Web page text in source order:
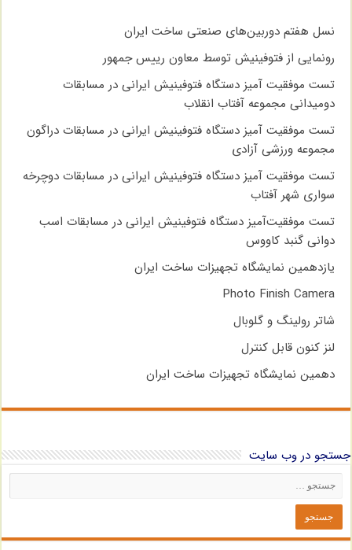
نسل هفتم دوربین‌های صنعتی ساخت ایران
رونمایی از فتوفینیش توسط معاون رییس جمهور
تست موفقیت آمیز دستگاه فتوفینیش ایرانی در مسابقات
دومیدانی مجموعه آفتاب انقلاب
تست موفقیت آمیز دستگاه فتوفینیش ایرانی در مسابقات دراگون
مجموعه ورزشی آزادی
تست موفقیت آمیز دستگاه فتوفینیش ایرانی در مسابقات دوچرخه
سواری شهر آفتاب
تست موفقیت‌آمیز دستگاه فتوفینیش ایرانی در مسابقات اسب
دوانی گنبد کاووس
یازدهمین نمایشگاه تجهیزات ساخت ایران
Photo Finish Camera
شاتر رولینگ و گلوبال
لنز کنون قابل کنترل
دهمین نمایشگاه تجهیزات ساخت ایران
جستجو در وب سایت